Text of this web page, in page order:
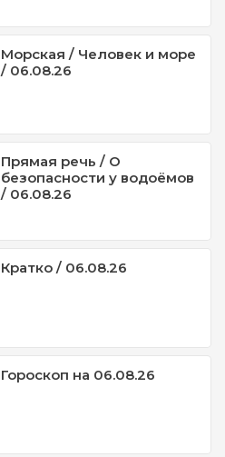
Морская / Человек и море
/ 06.08.26
Прямая речь / О
безопасности у водоёмов
/ 06.08.26
Кратко / 06.08.26
Гороскоп на 06.08.26